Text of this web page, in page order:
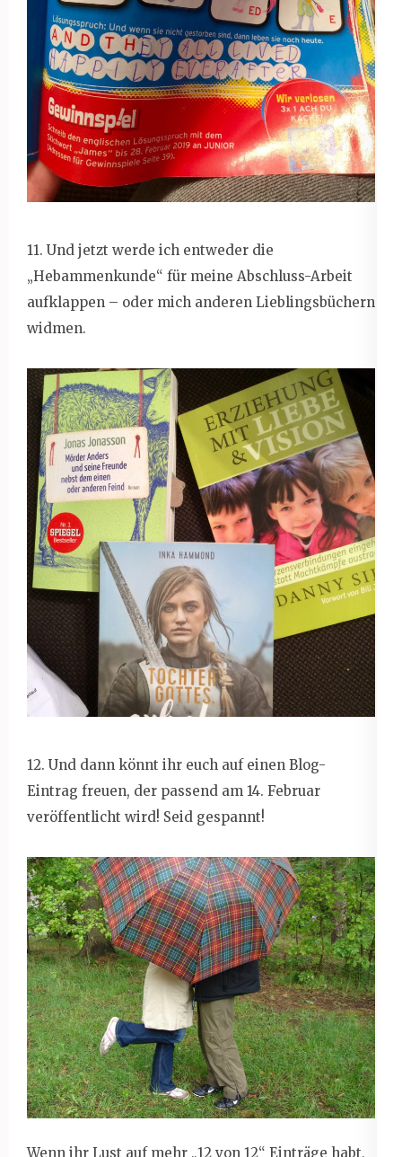
11. Und jetzt werde ich entweder die
„Hebammenkunde“ für meine Abschluss-Arbeit
aufklappen – oder mich anderen Lieblingsbüchern
widmen.
12. Und dann könnt ihr euch auf einen Blog-
Eintrag freuen, der passend am 14. Februar
veröffentlicht wird! Seid gespannt!
Wenn ihr Lust auf mehr „12 von 12“ Einträge habt,